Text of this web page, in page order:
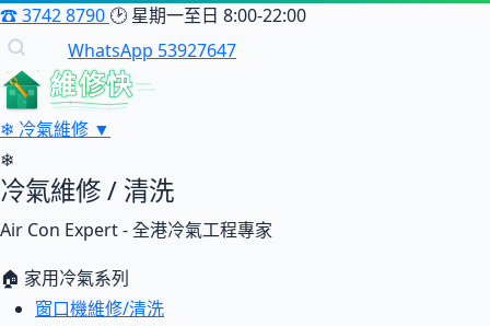
☎3742 8790 🕑 星期一至日 8:00-22:00
WhatsApp 53927647
維修快
❄ 冷氣維修 ▼
❄
冷氣維修 / 清洗
Air Con Expert - 全港冷氣工程專家
🏠 家用冷氣系列
窗口機維修/清洗